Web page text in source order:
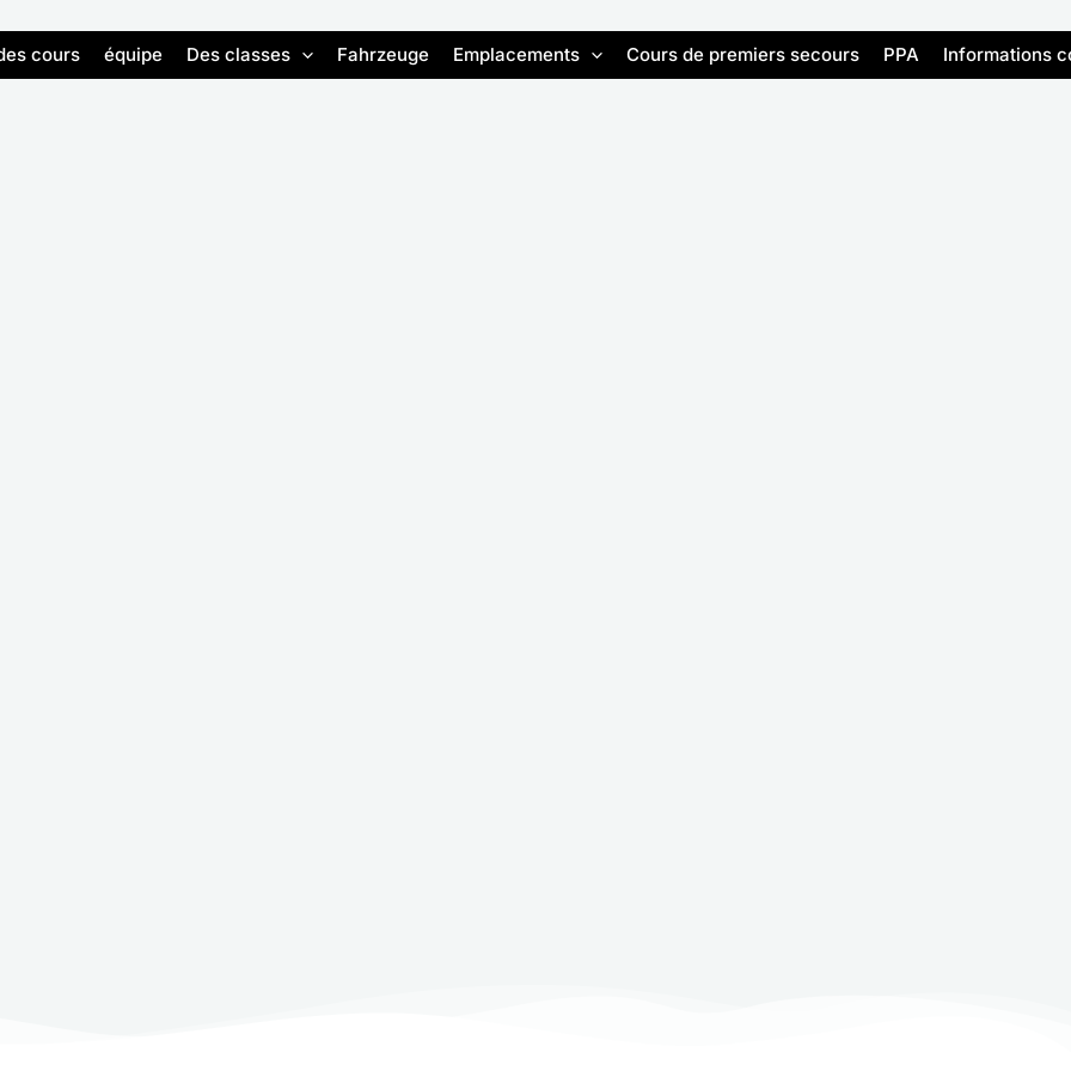
cours équipe Des classes Fahrzeuge Emplacements Cours de premiers secours PPA Informations